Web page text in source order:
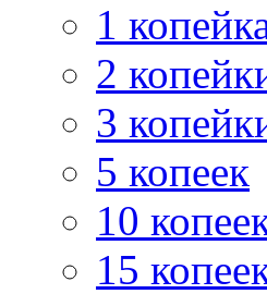
1
2
3
5 копеек
10
15